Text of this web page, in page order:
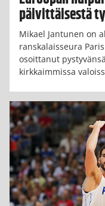
päivittäisestä
Mikael Jantunen on
ranskalaisseura
osoittanut
kirkkaimmissa